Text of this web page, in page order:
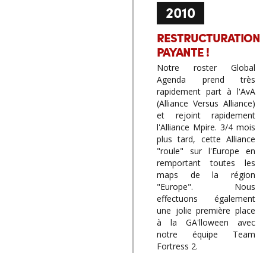
2010
RESTRUCTURATION
PAYANTE !
Notre roster Global
Agenda prend très
rapidement part à l'AvA
(Alliance Versus Alliance)
et rejoint rapidement
l'Alliance Mpire. 3/4 mois
plus tard, cette Alliance
"roule" sur l'Europe en
remportant toutes les
maps de la région
"Europe". Nous
effectuons également
une jolie première place
à la GA'lloween avec
notre équipe Team
Fortress 2.